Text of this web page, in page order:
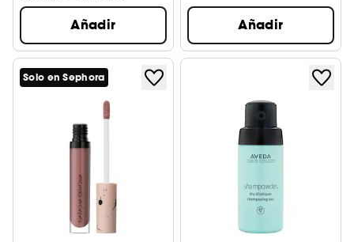
Añadir Añadir
Solo en Sephora